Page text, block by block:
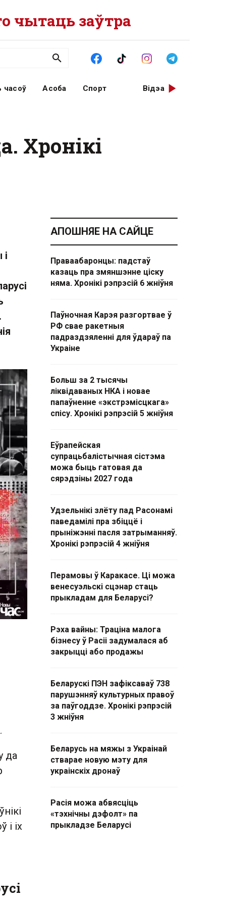
чытаць заўтра
часоў Асоба Спорт Відэа
Хронікі
да
і іх
АПОШНЯЕ НА САЙЦЕ
Праваабаронцы: падстаў
казаць пра змяншэнне ціску
няма. Хронікі рэпрэсій 6 жніўня
Паўночная Карэя разгортвае ў
РФ свае ракетныя
падраздзяленні для ўдараў па
Украіне
Больш за 2 тысячы
ліквідаваных НКА і новае
папаўненне «экстрэмісцкага»
спісу. Хронікі рэпрэсій 5 жніўня
Еўрапейская
супрацьбалістычная сістэма
можа быць гатовая да
сярэдзіны 2027 года
Удзельнікі злёту пад Расонамі
паведамілі пра збіццё і
прыніжэнні пасля затрыманняў.
Хронікі рэпрэсій 4 жніўня
Перамовы ў Каракасе. Ці можа
венесуэльскі сцэнар стаць
прыкладам для Беларусі?
Рэха вайны: Траціна малога
бізнесу ў Расіі задумалася аб
закрыцці або продажы
Беларускі ПЭН зафіксаваў 738
парушэнняў культурных правоў
за паўгоддзе. Хронікі рэпрэсій
3 жніўня
Беларусь на мяжы з Украінай
стварае новую мэту для
украінскіх дронаў
Расія можа абвясціць
«тэхнічны дэфолт» па
прыкладзе Беларусі